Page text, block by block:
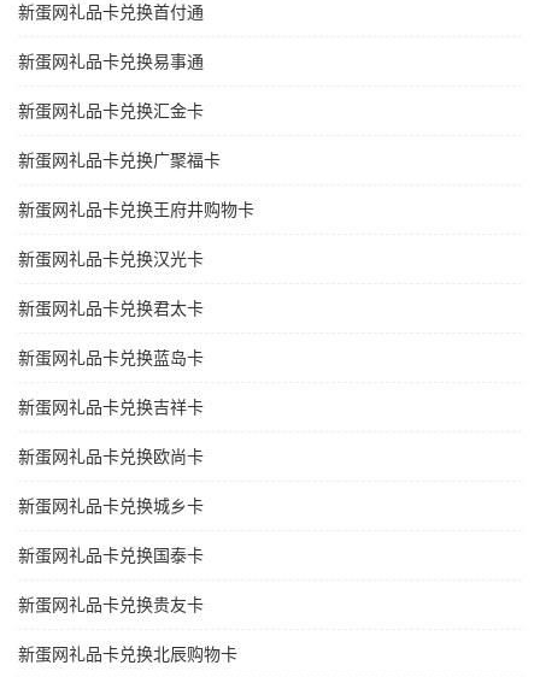
新蛋网礼品卡兑换首付通
新蛋网礼品卡兑换易事通
新蛋网礼品卡兑换汇金卡
新蛋网礼品卡兑换广聚福卡
新蛋网礼品卡兑换王府井购物卡
新蛋网礼品卡兑换汉光卡
新蛋网礼品卡兑换君太卡
新蛋网礼品卡兑换蓝岛卡
新蛋网礼品卡兑换吉祥卡
新蛋网礼品卡兑换欧尚卡
新蛋网礼品卡兑换城乡卡
新蛋网礼品卡兑换国泰卡
新蛋网礼品卡兑换贵友卡
新蛋网礼品卡兑换北辰购物卡